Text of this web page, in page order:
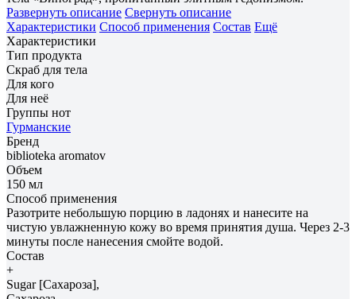
Развернуть описание Свернуть описание
Характеристики Способ применения Состав Ещё
Характеристики
Тип продукта
Скраб для тела
Для кого
Для неё
Группы нот
Гурманские
Бренд
biblioteka aromatov
Объем
150 мл
Способ применения
Разотрите небольшую порцию в ладонях и нанесите на
чистую увлажненную кожу во время принятия душа. Через 2-3
минуты после нанесения смойте водой.
Состав
+
Sugar [Сахароза],